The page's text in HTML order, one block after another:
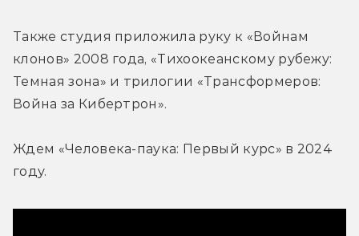
Также студия приложила руку к «Войнам
клонов» 2008 года, «Тихоокеанскому рубежу:
Темная зона» и трилогии «Трансформеров:
Война за Кибертрон».
Ждем «Человека-паука: Первый курс» в 2024
году.